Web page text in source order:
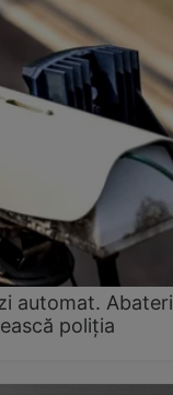
automat.
poliția